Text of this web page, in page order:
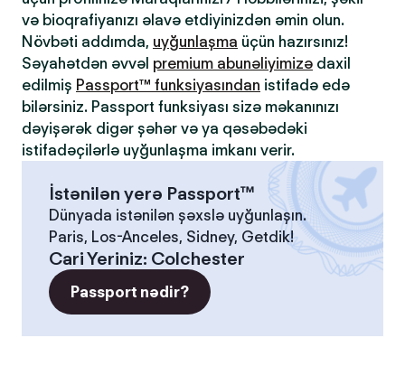
və bioqrafiyanızı əlavə etdiyinizdən əmin olun.
Növbəti addımda, uyğunlaşma üçün hazırsınız!
Səyahətdən əvvəl premium abunəliyimizə daxil
edilmiş Passport™ funksiyasından istifadə edə
bilərsiniz. Passport funksiyası sizə məkanınızı
dəyişərək digər şəhər və ya qəsəbədəki
istifadəçilərlə uyğunlaşma imkanı verir.
İstənilən yerə Passport™
Dünyada istənilən şəxslə uyğunlaşın.
Paris, Los-Anceles, Sidney, Getdik!
Cari Yeriniz: Colchester
Passport nədir?